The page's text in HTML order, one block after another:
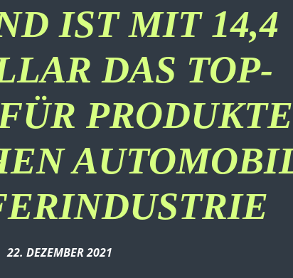
IST MIT 14,4
DAS TOP-
PRODUKTE
22. DEZEMBER 2021